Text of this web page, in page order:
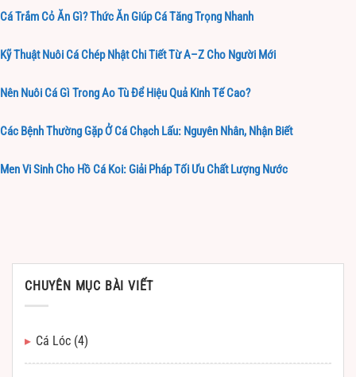
Cá Trắm Cỏ Ăn Gì? Thức Ăn Giúp Cá Tăng Trọng Nhanh
Kỹ Thuật Nuôi Cá Chép Nhật Chi Tiết Từ A–Z Cho Người Mới
Nên Nuôi Cá Gì Trong Ao Tù Để Hiệu Quả Kinh Tế Cao?
Các Bệnh Thường Gặp Ở Cá Chạch Lấu: Nguyên Nhân, Nhận Biết
Men Vi Sinh Cho Hồ Cá Koi: Giải Pháp Tối Ưu Chất Lượng Nước
CHUYÊN MỤC BÀI VIẾT
Cá Lóc (4)